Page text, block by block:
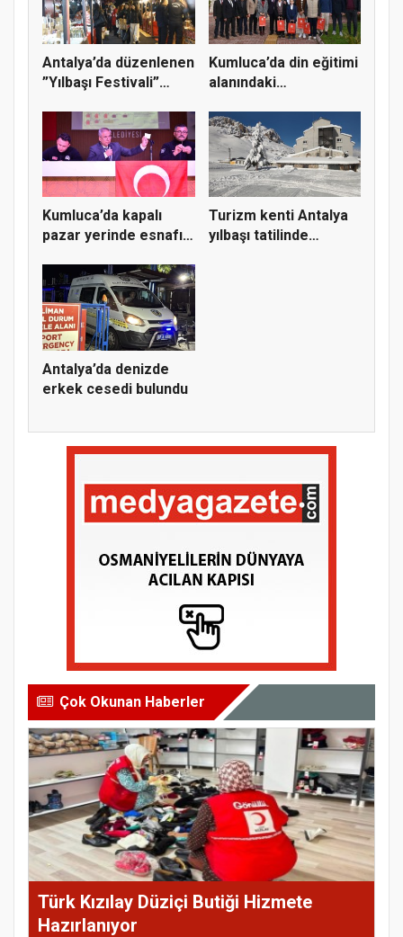
Antalya’da düzenlenen
”Yılbaşı Festivali”
Kumluca’da din eğitimi
alanındaki
Kumluca’da kapalı
pazar yerinde esnafın
Turizm kenti Antalya
yılbaşı tatilinde
Antalya’da denizde
erkek cesedi bulundu
Çok Okunan Haberler
Türk Kızılay Düziçi Butiği Hizmete
Hazırlanıyor